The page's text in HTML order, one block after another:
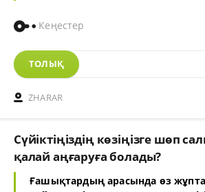
Кеңестер
ТОЛЫҚ
ZHARAR
Сүйіктіңіздің көзіңізге шөп
қалай аңғаруға болады?
Ғашықтардың арасында өз